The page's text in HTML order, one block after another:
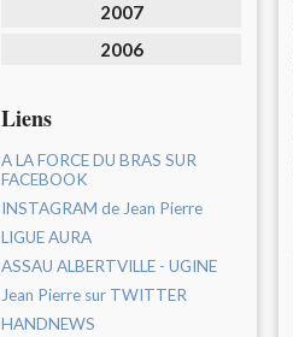
2007
2006
Liens
A LA FORCE DU BRAS SUR
FACEBOOK
INSTAGRAM de Jean Pierre
LIGUE AURA
ASSAU ALBERTVILLE - UGINE
Jean Pierre sur TWITTER
HANDNEWS